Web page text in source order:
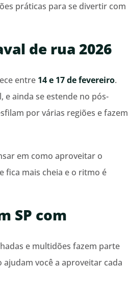
práticas para se divertir com
de rua 2026
entre 14 e 17 de fevereiro.
e ainda se estende no pós-
por várias regiões e fazem
em como aproveitar o
fica mais cheia e o ritmo é
SP com
e multidões fazem parte
você a aproveitar cada